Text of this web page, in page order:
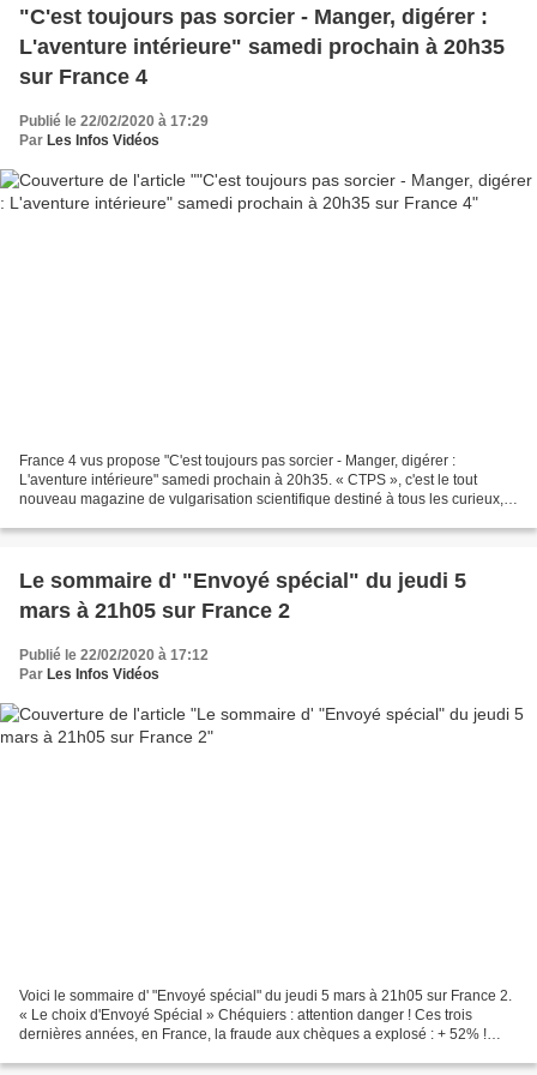
"C'est toujours pas sorcier - Manger, digérer :
L'aventure intérieure" samedi prochain à 20h35
sur France 4
Publié le 22/02/2020 à 17:29
Par Les Infos Vidéos
France 4 vus propose "C'est toujours pas sorcier - Manger, digérer :
L'aventure intérieure" samedi prochain à 20h35. « CTPS », c'est le tout
nouveau magazine de vulgarisation scientifique destiné à tous les curieux,
Le sommaire d' "Envoyé spécial" du jeudi 5
mars à 21h05 sur France 2
Publié le 22/02/2020 à 17:12
Par Les Infos Vidéos
Voici le sommaire d' "Envoyé spécial" du jeudi 5 mars à 21h05 sur France 2.
« Le choix d'Envoyé Spécial » Chéquiers : attention danger ! Ces trois
dernières années, en France, la fraude aux chèques a explosé : + 52% !